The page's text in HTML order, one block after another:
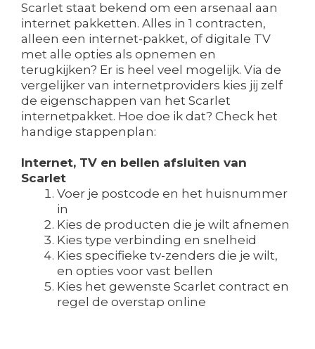
Scarlet staat bekend om een arsenaal aan
internet pakketten. Alles in 1 contracten,
alleen een internet-pakket, of digitale TV
met alle opties als opnemen en
terugkijken? Er is heel veel mogelijk. Via de
vergelijker van internetproviders kies jij zelf
de eigenschappen van het Scarlet
internetpakket. Hoe doe ik dat? Check het
handige stappenplan:
Internet, TV en bellen afsluiten van
Scarlet
Voer je postcode en het huisnummer
in
Kies de producten die je wilt afnemen
Kies type verbinding en snelheid
Kies specifieke tv-zenders die je wilt,
en opties voor vast bellen
Kies het gewenste Scarlet contract en
regel de overstap online